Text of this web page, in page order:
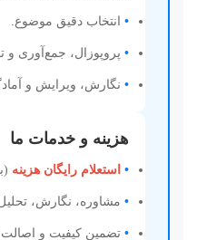
• انتخاب دقیق موضوع.
• پروپوزال، جمع‌آوری و
• نگارش، ویرایش و
هزینه و خدمات ما
• استعلام رایگان هزینه
• مشاوره، نگارش،
• تضمین کیفیت و اصالت